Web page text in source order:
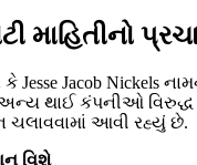
માહિતીનો
Jacob Nickels
થાઈ કંપનીઓ વિરુદ્ધ
ચલાવવામાં આવી રહ્યું છે.
વિશે